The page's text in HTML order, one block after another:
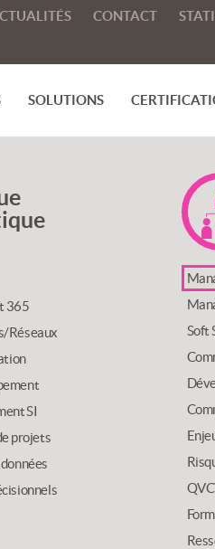
CONTACT
SOLUTIONS
365
Réseaux
SI
projets
Soft